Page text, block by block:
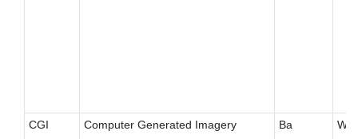
CGI Computer Generated Imagery Ba W